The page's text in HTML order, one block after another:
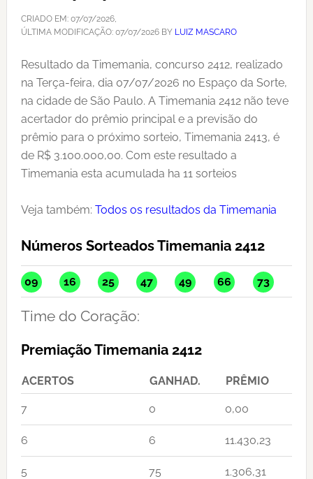
CRIADO EM: 07/07/2026,
ÚLTIMA MODIFICAÇÃO: 07/07/2026BY LUIZ MASCARO
Resultado da Timemania, concurso 2412, realizado
na Terça-feira, dia 07/07/2026 no Espaço da Sorte,
na cidade de São Paulo. A Timemania 2412 não teve
acertador do prêmio principal e a previsão do
prêmio para o próximo sorteio, Timemania 2413, é
de R$ 3.100.000,00. Com este resultado a
Timemania esta acumulada ha 11 sorteios
Veja também: Todos os resultados da Timemania
Números Sorteados Timemania 2412
09 16 25 47 49 66 73
Time do Coração:
Premiação Timemania 2412
ACERTOS GANHAD. PRÊMIO
7 0 0,00
6 6 11.430,23
5 75 1.306,31